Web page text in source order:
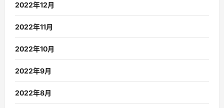
2022年12月
2022年11月
2022年10月
2022年9月
2022年8月